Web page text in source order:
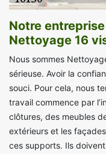
Notre
Nettoyage 16
Nous sommes
sérieuse. Avoir la
souci. Pour cela, nous
travail commence par
clôtures, des meubles
extérieurs et les
ces supports. Ils